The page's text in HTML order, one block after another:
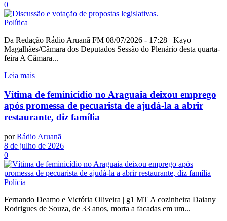
0
Política
Da Redação Rádio Aruanã FM 08/07/2026 - 17:28 Kayo
Magalhães/Câmara dos Deputados Sessão do Plenário desta quarta-
feira A Câmara...
Leia mais
Vítima de feminicídio no Araguaia deixou emprego
após promessa de pecuarista de ajudá-la a abrir
restaurante, diz família
por Rádio Aruanã
8 de julho de 2026
0
Polícia
Fernando Deamo e Victória Oliveira | g1 MT A cozinheira Daiany
Rodrigues de Souza, de 33 anos, morta a facadas em um...